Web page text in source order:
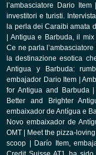
l’ambasciatore Dario Item|
investitori e turisti.
la perla dei Caraibi amata
Antigua e Barbuda, il
Ce ne parla l’ambasciatore
la destinazione esotica
Antigua y Barbuda:
embajador Dario Item |
for Antigua and Barbuda
Better and Brighter
embaixador de Antígua e
Novo embaixador de
OMT
Meet the pizza-
scoop
Darío Item,